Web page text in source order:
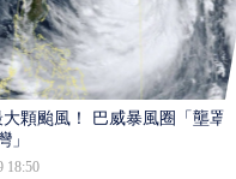
顆颱風！ 巴威暴風圈「壟罩4
」
18:50